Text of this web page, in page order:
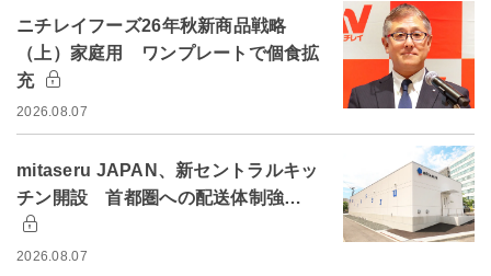
ニチレイフーズ26年秋新商品戦略
（上）家庭用 ワンプレートで個食拡
充
2026.08.07
mitaseru JAPAN、新セントラルキッ
チン開設 首都圏への配送体制強…
2026.08.07